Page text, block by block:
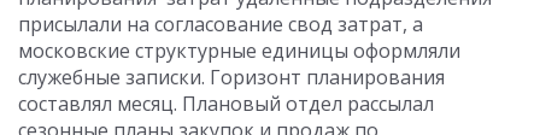
присылали на согласование свод затрат, а
московские структурные единицы оформляли
служебные записки. Горизонт планирования
составлял месяц. Плановый отдел рассылал